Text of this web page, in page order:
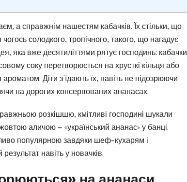
а справжнім нашестям кабачків. Їх стільки, що
солодкого, тропічного, такого, що нагадує
яка вже десятиліттями рятує господинь: кабачки
соку перетворюється на хрусткі кільця або
Діти з’їдають їх, навіть не підозрюючи
на дорогих консервованих ананасах.
розкішшю, кмітливі господині шукали
аличою — «український ананас» у банці.
популярною завдяки шеф-кухарям і
навіть у новачків.
на ананаси